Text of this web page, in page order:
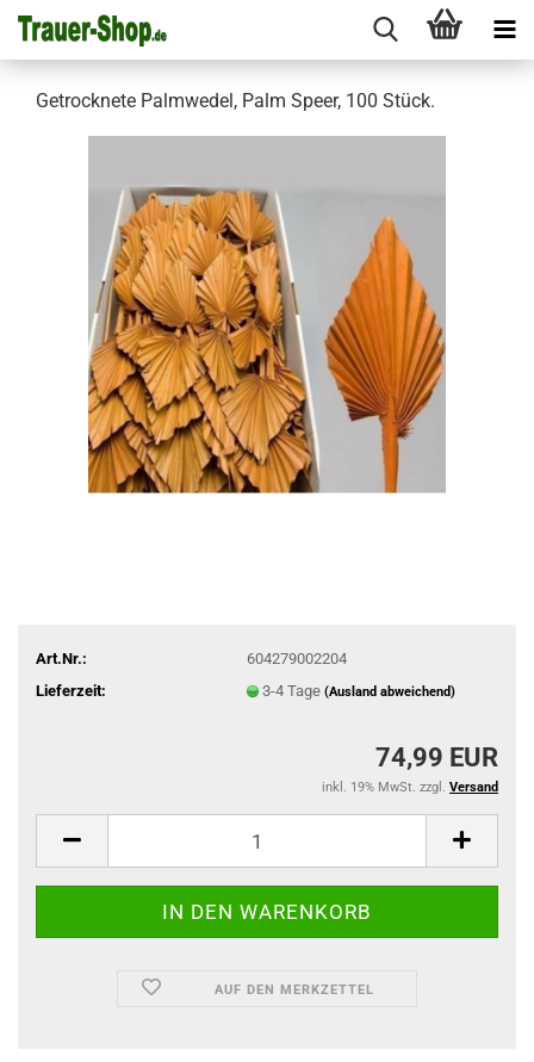
Getrocknete Palmwedel, Palm Speer, 100 Stück.
Art.Nr.:
604279002204
Lieferzeit:
3-4 Tage (Ausland abweichend)
74,99 EUR
inkl. 19% MwSt. zzgl. Versand
AUF DEN MERKZETTEL